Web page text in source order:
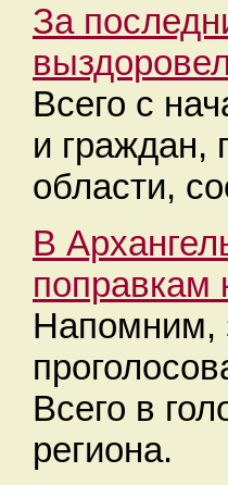
За
Всего с
и граждан,
области,
В
поправкам
Напомним,
Всего в
региона.